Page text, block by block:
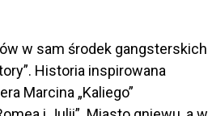
w sam środek gangsterskich
Historia inspirowana
Marcina „Kaliego”